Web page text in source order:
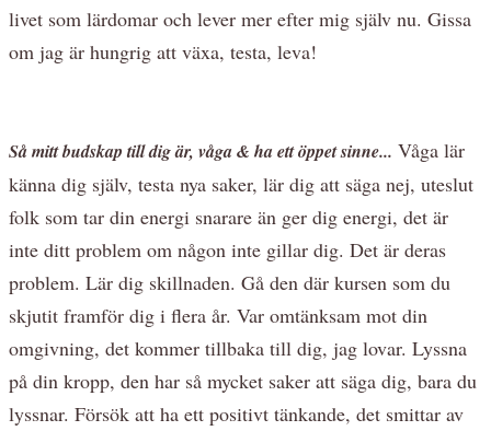
livet som lärdomar och lever mer efter mig själv nu. Gissa
om jag är hungrig att växa, testa, leva!
Så mitt budskap till dig är, våga & ha ett öppet sinne... Våga lär
känna dig själv, testa nya saker, lär dig att säga nej, uteslut
folk som tar din energi snarare än ger dig energi, det är
inte ditt problem om någon inte gillar dig. Det är deras
problem. Lär dig skillnaden. Gå den där kursen som du
skjutit framför dig i flera år. Var omtänksam mot din
omgivning, det kommer tillbaka till dig, jag lovar. Lyssna
på din kropp, den har så mycket saker att säga dig, bara du
lyssnar. Försök att ha ett positivt tänkande, det smittar av